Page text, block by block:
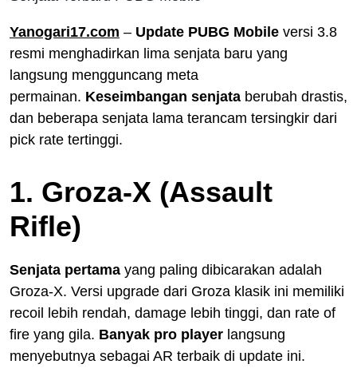
Yanogari17.com – Update PUBG Mobile versi 3.8
resmi menghadirkan lima senjata baru yang
langsung mengguncang meta
permainan. Keseimbangan senjata berubah drastis,
dan beberapa senjata lama terancam tersingkir dari
pick rate tertinggi.
1. Groza-X (Assault
Rifle)
Senjata pertama yang paling dibicarakan adalah
Groza-X. Versi upgrade dari Groza klasik ini memiliki
recoil lebih rendah, damage lebih tinggi, dan rate of
fire yang gila. Banyak pro player langsung
menyebutnya sebagai AR terbaik di update ini.